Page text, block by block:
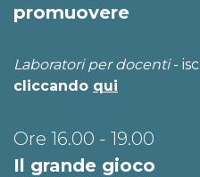
promuovere
Laboratori per docenti-
cliccando qui
Ore 16.00 - 19.00
Il grande gioco